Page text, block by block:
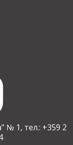
№ 1, тел.: +359 2